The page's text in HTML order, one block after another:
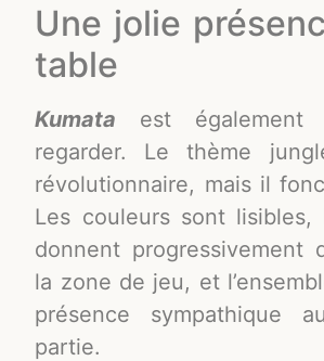
Une jolie
table
Kumata est également
regarder. Le thème
révolutionnaire, mais il
Les couleurs sont lisibles,
donnent progressivement
la zone de jeu, et
présence sympathique
partie.